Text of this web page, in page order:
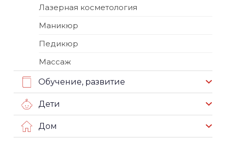
Лазерная косметология
Маникюр
Педикюр
Массаж
Обучение, развитие
Дети
Дом